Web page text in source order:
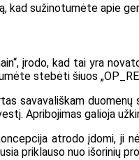
sužinotumėte apie
įrodo, kad tai yra
stebėti šiuos
savavališkam
Apribojimas galioja
atrodo įdomi,
priklauso nuo išorinių